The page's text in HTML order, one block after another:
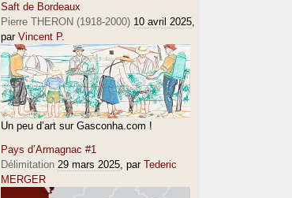
Saft de Bordeaux
Pierre THERON (1918-2000) 10 avril 2025,
par Vincent P.
Un peu d’art sur Gasconha.com !
Pays d’Armagnac #1
Délimitation 29 mars 2025, par Tederic
MERGER